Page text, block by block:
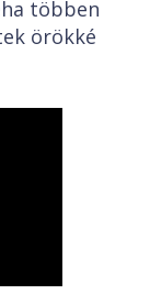
többen
örökké